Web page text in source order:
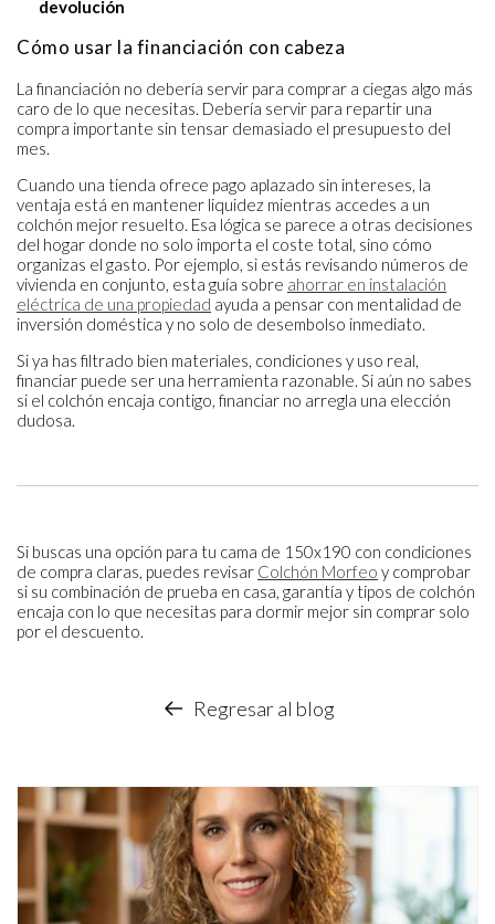
devolución
Cómo usar la financiación con cabeza
La financiación no debería servir para comprar a ciegas algo más
caro de lo que necesitas. Debería servir para repartir una
compra importante sin tensar demasiado el presupuesto del
mes.
Cuando una tienda ofrece pago aplazado sin intereses, la
ventaja está en mantener liquidez mientras accedes a un
colchón mejor resuelto. Esa lógica se parece a otras decisiones
del hogar donde no solo importa el coste total, sino cómo
organizas el gasto. Por ejemplo, si estás revisando números de
vivienda en conjunto, esta guía sobre ahorrar en instalación
eléctrica de una propiedad ayuda a pensar con mentalidad de
inversión doméstica y no solo de desembolso inmediato.
Si ya has filtrado bien materiales, condiciones y uso real,
financiar puede ser una herramienta razonable. Si aún no sabes
si el colchón encaja contigo, financiar no arregla una elección
dudosa.
Si buscas una opción para tu cama de 150x190 con condiciones
de compra claras, puedes revisar Colchón Morfeo y comprobar
si su combinación de prueba en casa, garantía y tipos de colchón
encaja con lo que necesitas para dormir mejor sin comprar solo
por el descuento.
Regresar al blog